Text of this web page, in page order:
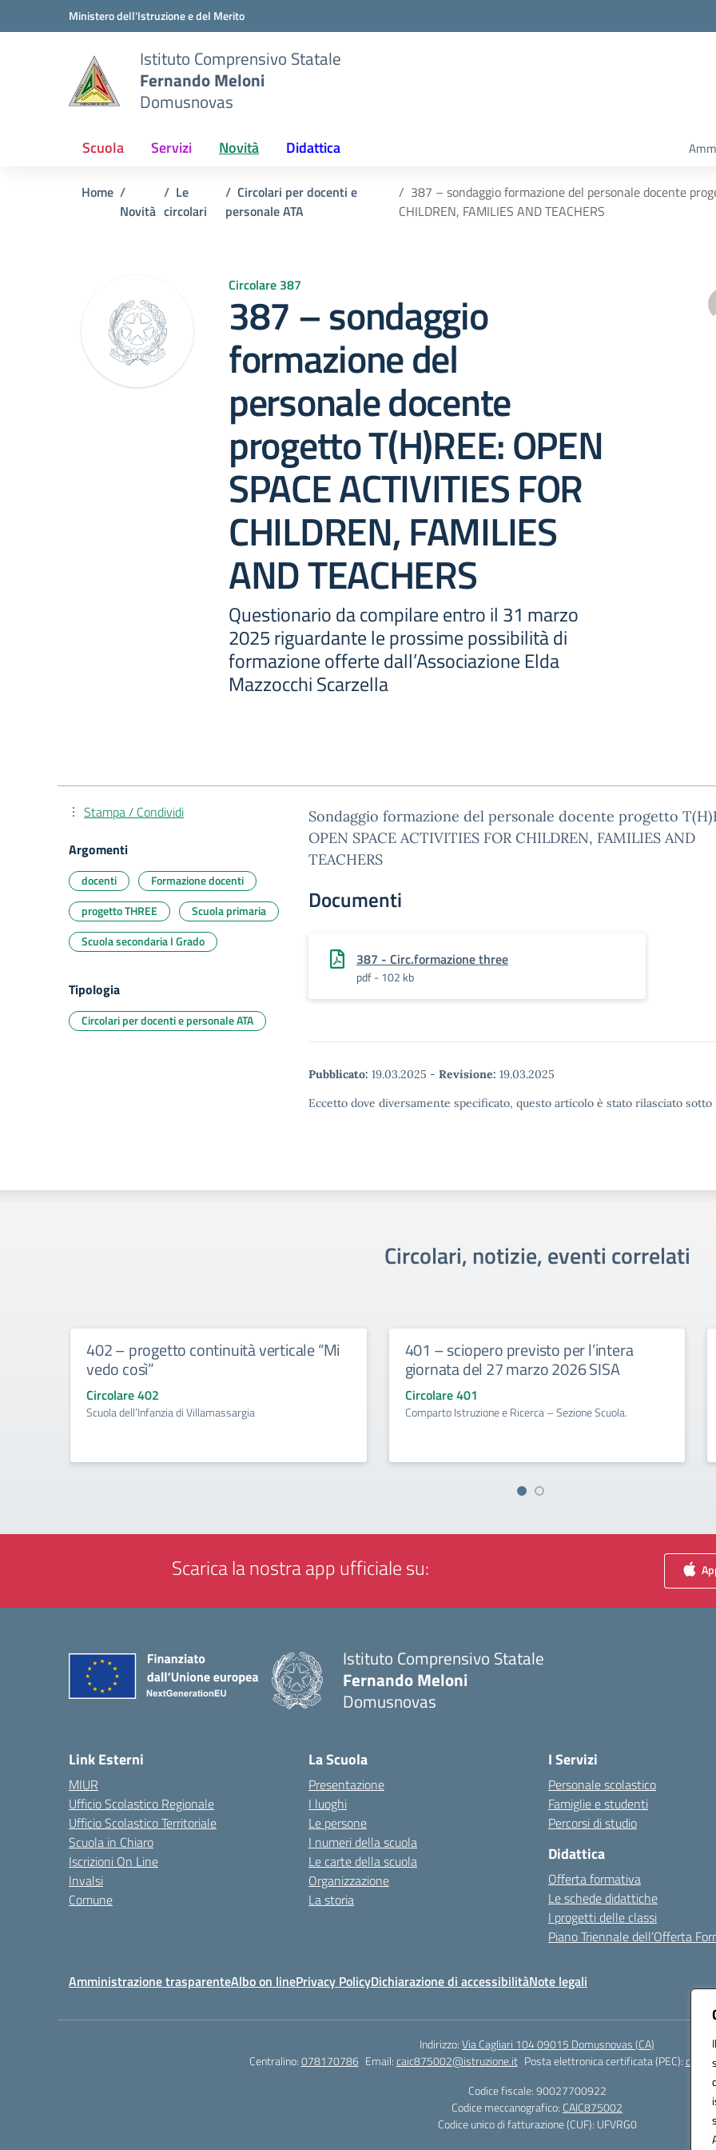
Vai ai contenuti
Vai al menu di navigazioneMinistero dell'Istruzione e del Merito
Istituto Comprensivo Statale
Fernando Meloni
Domusnovas
Scuola Servizi Novità Didattica
Home
Novità
Le
circolari
Circolari per docenti e
personale ATA
387 – sondaggio formazione del personale docente
CHILDREN, FAMILIES AND TEACHERS
Circolare 387
387 – sondaggio
formazione del
personale docente
progetto T(H)REE: OPEN
SPACE ACTIVITIES FOR
CHILDREN, FAMILIES
AND TEACHERS
Questionario da compilare entro il 31 marzo
2025 riguardante le prossime possibilità di
formazione offerte dall’Associazione Elda
Mazzocchi Scarzella
Sondaggio formazione del personale docente progetto
OPEN SPACE ACTIVITIES FOR CHILDREN, FAMILIES AND
TEACHERS
Documenti
387 - Circ.formazione three
pdf - 102 kb
Pubblicato: 19.03.2025 - Revisione: 19.03.2025
Eccetto dove diversamente specificato, questo articolo è stato rilasciato
Stampa / Condividi
Argomenti
docenti
Formazione docenti
progetto THREE
Scuola primaria
Scuola secondaria I Grado
Tipologia
Circolari per docenti e personale ATA
Circolari, notizie, eventi correlati
402 – progetto continuità verticale “Mi
vedo così”
Circolare 402
Scuola dell’Infanzia di Villamassargia
401 – sciopero previsto per l’intera
giornata del 27 marzo 2026 SISA
Circolare 401
Comparto Istruzione e Ricerca – Sezione Scuola.
Scarica la nostra app ufficiale su:
Istituto Comprensivo Statale
Fernando Meloni
Domusnovas
Link Esterni
MIUR
Ufficio Scolastico Regionale
Ufficio Scolastico Territoriale
Scuola in Chiaro
Iscrizioni On Line
Invalsi
Comune
La Scuola
Presentazione
I luoghi
Le persone
I numeri della scuola
Le carte della scuola
Organizzazione
La storia
I Servizi
Personale scolastico
Famiglie e studenti
Percorsi di studio
Didattica
Offerta formativa
Le schede didattiche
I progetti delle classi
Piano Triennale dell’Offerta
Amministrazione trasparenteAlbo on linePrivacy PolicyDichiarazione di accessibilitàNote legali
Indirizzo:Via Cagliari 104 09015 Domusnovas (CA)
Centralino:078170786 Email:caic875002@istruzione.it Posta elettronica certificata (PEC):
Codice fiscale: 90027700922
Codice meccanografico: CAIC875002
Codice unico di fatturazione (CUF): UFVRG0